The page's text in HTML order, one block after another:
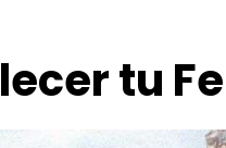
tu Fe